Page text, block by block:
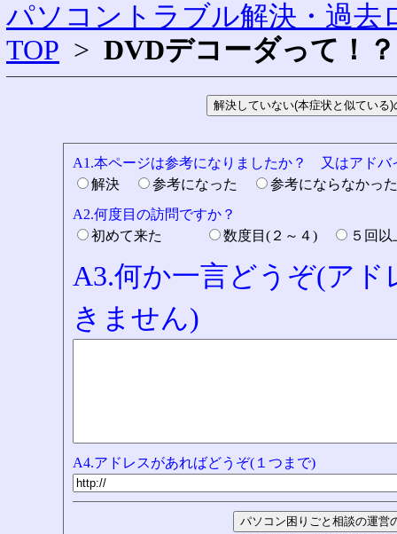
パソコントラブル解決・過去
TOP > DVDデコーダって！
A1.本ページは参考になりましたか？ 又はアドバ
解決
参考になった
参考にならなか
A2.何度目の訪問ですか？
初めて来た
数度目(２～４) ５回
A3.何か一言どうぞ(ア
きません)
A4.アドレスがあればどうぞ(１つまで)